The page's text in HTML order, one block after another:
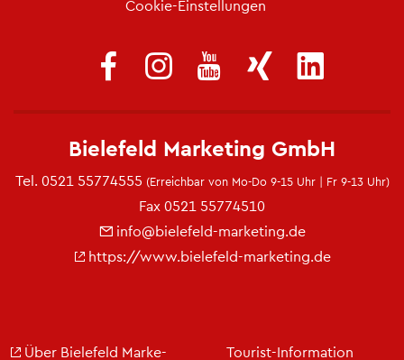
Coo­kie-Ein­stel­lun­gen
Bie­le­feld Mar­ke­ting GmbH
Tel. 0521 55774555 (Er­reich­bar von Mo-Do 9-15 Uhr | Fr 9-13 Uhr)
Fax 0521 55774510
info@​bielefeld-​marketing.​de
https://​www.​bielefeld-​marketing.​de
Über Bie­le­feld Mar­ke­ Tou­rist-In­for­ma­ti­on